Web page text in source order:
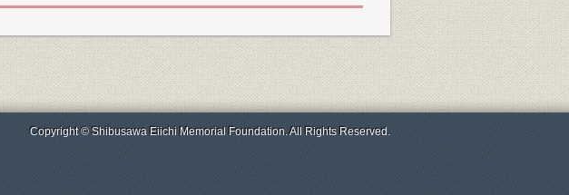
p461
p493
p527
Copyright © Shibusawa Eiichi Memorial Foundation. All Rights Reserved.